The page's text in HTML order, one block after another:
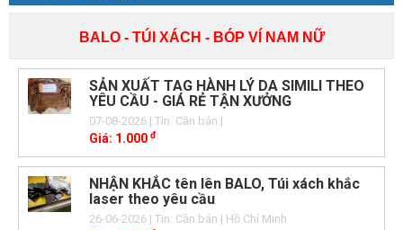
BALO - TÚI XÁCH - BÓP VÍ NAM NỮ
SẢN XUẤT TAG HÀNH LÝ DA SIMILI THEO
YÊU CẦU - GIÁ RẺ TẬN XƯỞNG
07-08-2026| Tin: Cần bán |
Giá: 1.000 đ
NHẬN KHẮC tên lên BALO, Túi xách khắc
laser theo yêu cầu
26-06-2026| Tin: Cần bán | Hồ Chí Minh